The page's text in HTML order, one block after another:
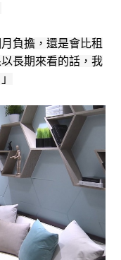
負擔，還是會比租
長期來看的話，我